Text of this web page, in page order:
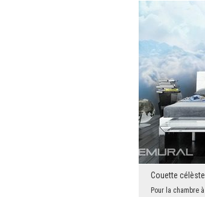
Couette célèste